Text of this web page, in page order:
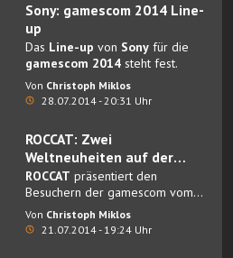
millionenfach verkauften Hit Dead
Island von 2011, spielen.
Sony: gamescom 2014 Line-
up
Das Line-up von Sony für die
gamescom 2014 steht fest.
Von Christoph Miklos
28.07.2014 - 20:31 Uhr
ROCCAT: Zwei
Weltneuheiten auf der
gamescom 2014
ROCCAT präsentiert den
Besuchern der gamescom vom
13. – 17. August 2014 eine
Vielzahl an Produkten, darunter
Von Christoph Miklos
21.07.2014 - 19:24 Uhr